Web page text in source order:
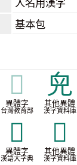
人名用漢字
基本包
𠒆
異體字
台灣教育部
𠒇
其他異體
漢字資料庫
𨓅
異體字
漢語大字典
𪝿
其他異體
漢字資料庫